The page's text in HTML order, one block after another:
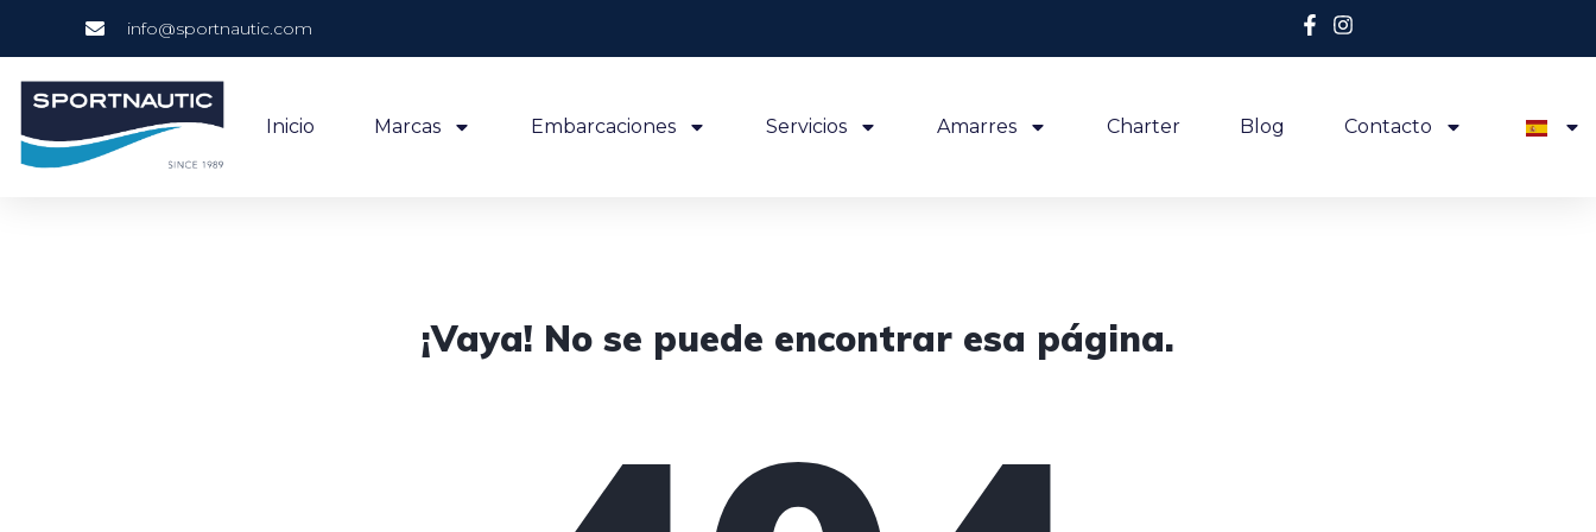
info@sportnautic.com
Inicio Marcas Embarcaciones Servicios Amarres Charter Blog Contacto
¡Vaya! No se puede encontrar esa página.